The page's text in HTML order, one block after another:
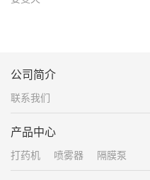
公司简介
联系我们
产品中心
打药机 喷雾器 隔膜泵